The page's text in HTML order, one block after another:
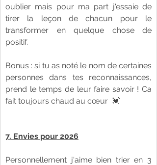
oublier mais pour ma part j'essaie de
tirer la leçon de chacun pour le
transformer en quelque chose de
positif.
Bonus : si tu as noté le nom de certaines
personnes dans tes reconnaissances,
prend le temps de leur faire savoir ! Ca
fait toujours chaud au cœur  💓
7. Envies pour 2026
Personnellement j'aime bien trier en 3